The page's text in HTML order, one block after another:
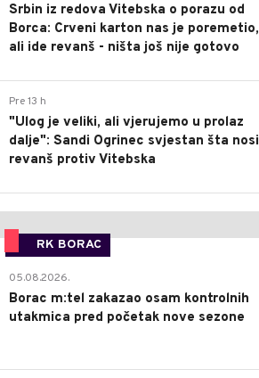
Srbin iz redova Vitebska o porazu od
Borca: Crveni karton nas je poremetio,
ali ide revanš - ništa još nije gotovo
Pre 13 h
"Ulog je veliki, ali vjerujemo u prolaz
dalje": Sandi Ogrinec svjestan šta nosi
revanš protiv Vitebska
RK BORAC
05.08.2026.
Borac m:tel zakazao osam kontrolnih
utakmica pred početak nove sezone